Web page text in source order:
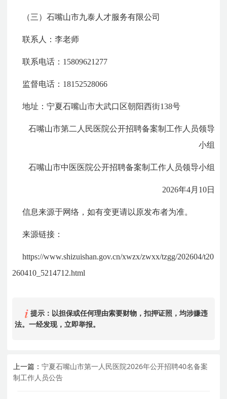
（三）石嘴山市九泰人才服务有限公司
联系人：李老师
联系电话：15809621277
监督电话：18152528066
地址：宁夏石嘴山市大武口区朝阳西街138号
石嘴山市第二人民医院公开招聘备案制工作人员领导
小组
石嘴山市中医医院公开招聘备案制工作人员领导小组
2026年4月10日
信息来源于网络，如有变更请以原发布者为准。
来源链接：
https://www.shizuishan.gov.cn/xwzx/zwxx/tzgg/202604/t20
260410_5214712.html
提示：以担保或任何理由索要财物，扣押证照，均涉嫌违
法。一经发现，立即举报。
上一篇：宁夏石嘴山市第一人民医院2026年公开招聘40名备案
制工作人员公告